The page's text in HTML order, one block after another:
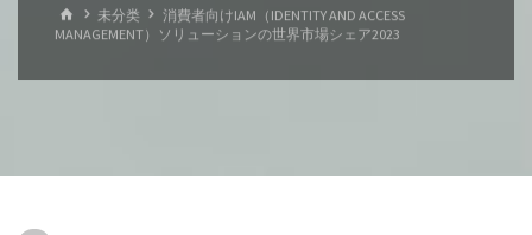
ホ
ー
未分类
消費者向けIAM（IDENTITY AND ACCESS
MANAGEMENT）ソリューションの世界市場シェア2023